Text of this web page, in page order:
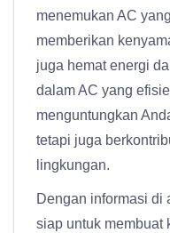
menemukan AC
memberikan
juga hemat energi
dalam AC yang
menguntungkan
tetapi juga
lingkungan.
Dengan informasi di
siap untuk membuat